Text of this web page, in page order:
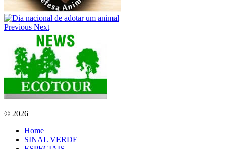
Previous Next
© 2026
Home
SINAL VERDE